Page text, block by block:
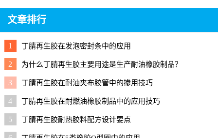
文章排行
1 丁腈再生胶在发泡密封条中的应用
2 为什么丁腈再生胶主要用途是生产耐油橡胶制品？
3 丁腈再生胶在耐油夹布胶管中的掺用技巧
4 丁腈再生胶在耐燃油橡胶制品中的应用技巧
5 丁腈再生胶耐热胶料配方设计要点